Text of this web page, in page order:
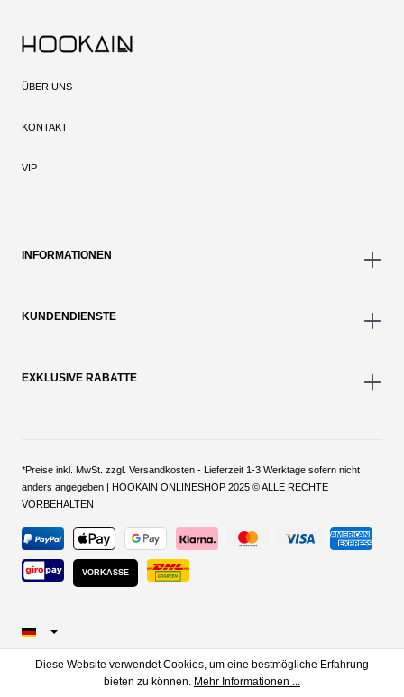
ÜBER UNS
KONTAKT
VIP
INFORMATIONEN
KUNDENDIENSTE
EXKLUSIVE RABATTE
*Preise inkl. MwSt. zzgl. Versandkosten - Lieferzeit 1-3 Werktage sofern nicht
anders angegeben | HOOKAIN ONLINESHOP 2025 © ALLE RECHTE
VORBEHALTEN
VORKASSE
Diese Website verwendet Cookies, um eine bestmögliche Erfahrung
bieten zu können. Mehr Informationen ...